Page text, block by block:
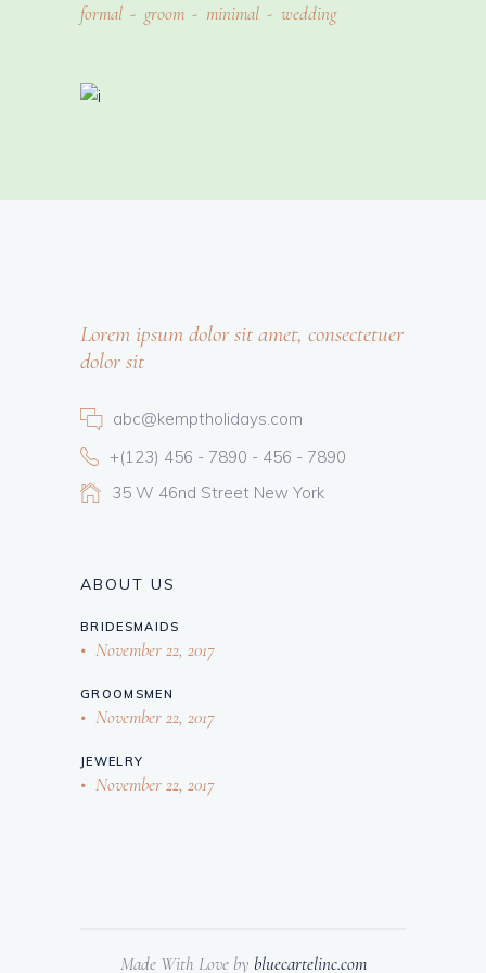
formal
groom minimal wedding
Lorem ipsum dolor sit amet, consectetuer
dolor sit
abc@kemptholidays.com
+(123) 456 - 7890 - 456 - 7890
35 W 46nd Street New York
ABOUT US
BRIDESMAIDS
November 22, 2017
GROOMSMEN
November 22, 2017
JEWELRY
November 22, 2017
Made With Love by bluecartelinc.com